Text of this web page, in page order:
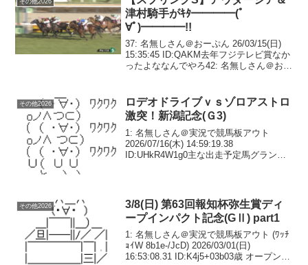
その他2026
津村騎手がｷﾀ━━━━(ﾟ
∀ﾟ)━━━━!!
37: 名無しさん＠おーぷん 26/03/15(日)
15:35:45 ID:QAKM去年フジテレビ賞なか
ったよななんでやろ42: 名無しさん＠おー
その他2026
ロデオドライブｖｓゾロアストロ
激突！新潟記念(Ｇ3)
1: 名無しさん＠実況で競馬板アウト
2026/07/16(木) 14:59:19.38
ID:UHkR4W1g0主な出走予定馬グランド
その他2026
3/8(日) 第63回報知杯弥生賞ディ
ープインパクト記念(GⅡ) part1
1: 名無しさん＠実況で競馬板アウト (ﾜｯﾁ
ｮｲW 8b1e-/JcD) 2026/03/01(日)
16:53:08.31 ID:K4j5+03b03歳 オープン